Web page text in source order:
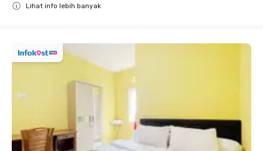
Lihat info lebih banyak